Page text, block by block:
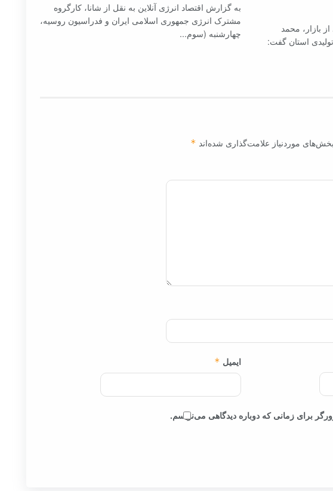
بازار، محمد
استان گفت:
به گزارش اقتصاد انرژی آنلاین به نقل از شانا، کارگروه
مشترک انرژی جمهوری اسلامی ایران و فدراسیون روسیه،
چهارشنبه (سوم...
بخش‌های موردنیاز علامت‌گذاری شده‌اند *
ایمیل *
برای زمانی که دوباره دیدگاهی می‌نویسم.